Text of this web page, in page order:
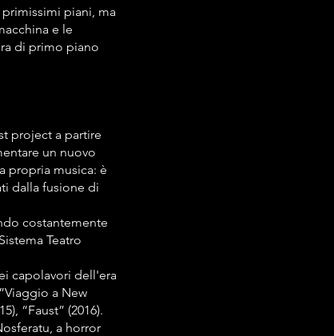
piani, ma
e le
di primo piano
project a partire
un nuovo
propria musica: è
dalla fusione di
costantemente
Teatro
capolavori dell'era
a New
“Faust” (2016).
a horror